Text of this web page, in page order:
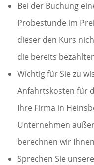
Bei der Buchung
Probestunde im
dieser den Kurs
die bereits
Wichtig für Sie zu
Anfahrtskosten für
Ihre Firma in
Unternehmen
berechnen wir
Sprechen Sie